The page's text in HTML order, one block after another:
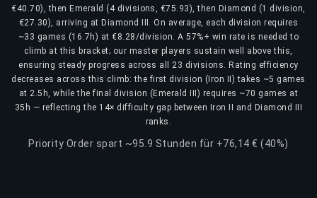
€40.70), then Emerald (4 divisions, €75.93), then Diamond (1 division,
€27.30), arriving at Diamond III. On average, each division requires
~33 games (16.7h) at €8.28/division. A 57%+ win rate is needed to
climb at this bracket; our master players sustain well above this,
ensuring steady progress across all 23 divisions. Rating efficiency
decreases across this climb: the first division (Iron II) takes ~5 games
at 2.5h, while the final division (Emerald III) requires ~70 games at
35h — reflecting the 14× difficulty gap between Iron II and Diamond III
ranks.
Priority Order spart ~95.9 Stunden für +76,14 € (40%)